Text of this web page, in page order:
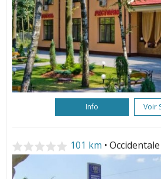
Info Voir
101 km • Occidentale